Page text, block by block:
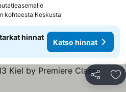
kohteesta Keskusta
hinnat
Katso hinnat
Jaa